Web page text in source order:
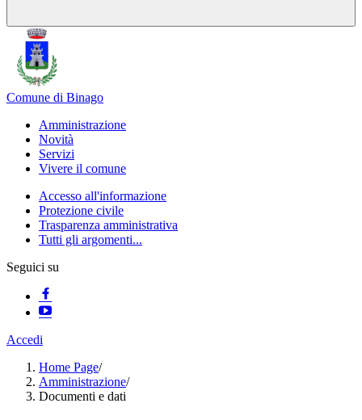
Comune di Binago
Amministrazione
Novità
Servizi
Vivere il comune
Accesso all'informazione
Protezione civile
Trasparenza amministrativa
Tutti gli argomenti...
Seguici su
Accedi
Home Page/
Amministrazione/
Documenti e dati